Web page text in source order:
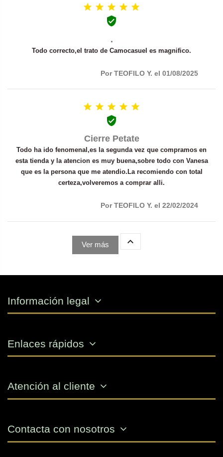
    

.
Todo correcto,el trato de Camocasuel es magnifico.
Por TEOFILO Y. el 01/08/2025
    

Cierre Petate
Todo ha ido fenomenal,es la segunda vez que compramos en
esta tienda y la atencion es muy buena,sobre todo con Vanesa
que es la persona que me atendio.La recomiendo con total
certeza,volveremos a comprar alli.
Por TEOFILO Y. el 22/02/2024
Ver más 
Información legal
Enlaces rápidos
Atención al cliente
Contacta con nosotros